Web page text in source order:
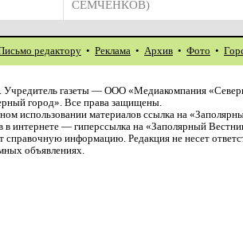
СЕМЧЕНКОВ)
редактору • Реклама • Архив • Фото •
. Учредитель газеты — ООО «Медиакомпания
город». Все права защищены.
использовании материалов ссылка на
в интернете — гиперссылка на «Заполярный
справочную информацию. Редакция не несет
объявлениях.